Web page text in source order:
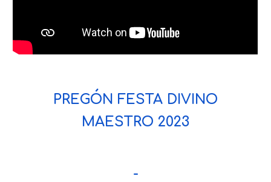
PREGÓN FESTA DIVINO
MAESTRO 2023
-